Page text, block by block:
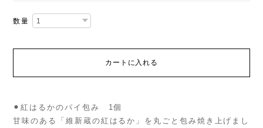
数量
カートに入れる
⚫︎紅はるかのパイ包み 1個
甘味のある「維新蔵の紅はるか」を丸ごと包み焼き上げまし